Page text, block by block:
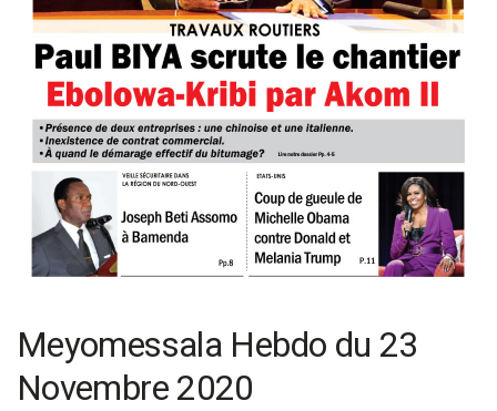
Meyomessala Hebdo du 23
Novembre 2020